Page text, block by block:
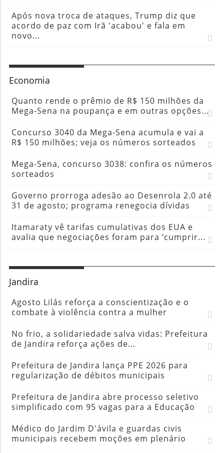
Após nova troca de ataques, Trump diz que
acordo de paz com Irã 'acabou' e fala em
novo...
Economia
Quanto rende o prêmio de R$ 150 milhões da
Mega-Sena na poupança e em outras opções...
Concurso 3040 da Mega-Sena acumula e vai a
R$ 150 milhões; veja os números sorteados
Mega-Sena, concurso 3038: confira os números
sorteados
Governo prorroga adesão ao Desenrola 2.0 até
31 de agosto; programa renegocia dívidas
Itamaraty vê tarifas cumulativas dos EUA e
avalia que negociações foram para ‘cumprir...
Jandira
Agosto Lilás reforça a conscientização e o
combate à violência contra a mulher
No frio, a solidariedade salva vidas: Prefeitura
de Jandira reforça ações de...
Prefeitura de Jandira lança PPE 2026 para
regularização de débitos municipais
Prefeitura de Jandira abre processo seletivo
simplificado com 95 vagas para a Educação
Médico do Jardim D'ávila e guardas civis
municipais recebem moções em plenário